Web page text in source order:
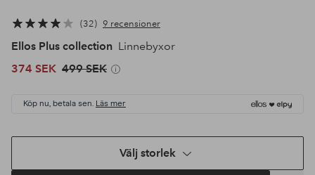
32 9 recensioner
Ellos Plus collection Linnebyxor
374 SEK 499 SEK
Köp nu, betala sen. Läs mer
Välj storlek